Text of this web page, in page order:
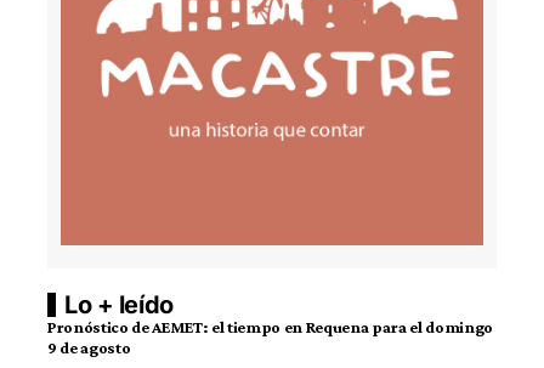
Lo + leído
Pronóstico de AEMET: el tiempo en Requena para el domingo
9 de agosto